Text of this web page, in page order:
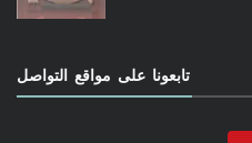
تابعونا على مواقع التواصل